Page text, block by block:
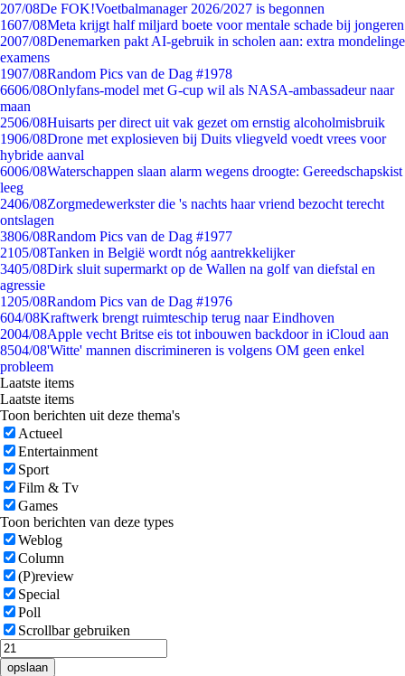
207/08De FOK!Voetbalmanager 2026/2027 is begonnen
1607/08Meta krijgt half miljard boete voor mentale schade bij jongeren
2007/08Denemarken pakt AI-gebruik in scholen aan: extra mondelinge
examens
1907/08Random Pics van de Dag #1978
6606/08Onlyfans-model met G-cup wil als NASA-ambassadeur naar
maan
2506/08Huisarts per direct uit vak gezet om ernstig alcoholmisbruik
1906/08Drone met explosieven bij Duits vliegveld voedt vrees voor
hybride aanval
6006/08Waterschappen slaan alarm wegens droogte: Gereedschapskist
leeg
2406/08Zorgmedewerkster die 's nachts haar vriend bezocht terecht
ontslagen
3806/08Random Pics van de Dag #1977
2105/08Tanken in België wordt nóg aantrekkelijker
3405/08Dirk sluit supermarkt op de Wallen na golf van diefstal en
agressie
1205/08Random Pics van de Dag #1976
604/08Kraftwerk brengt ruimteschip terug naar Eindhoven
2004/08Apple vecht Britse eis tot inbouwen backdoor in iCloud aan
8504/08'Witte' mannen discrimineren is volgens OM geen enkel
probleem
Laatste items
Laatste items
Toon berichten uit deze thema's
Actueel
Entertainment
Sport
Film & Tv
Games
Toon berichten van deze types
Weblog
Column
(P)review
Special
Poll
Scrollbar gebruiken
opslaan